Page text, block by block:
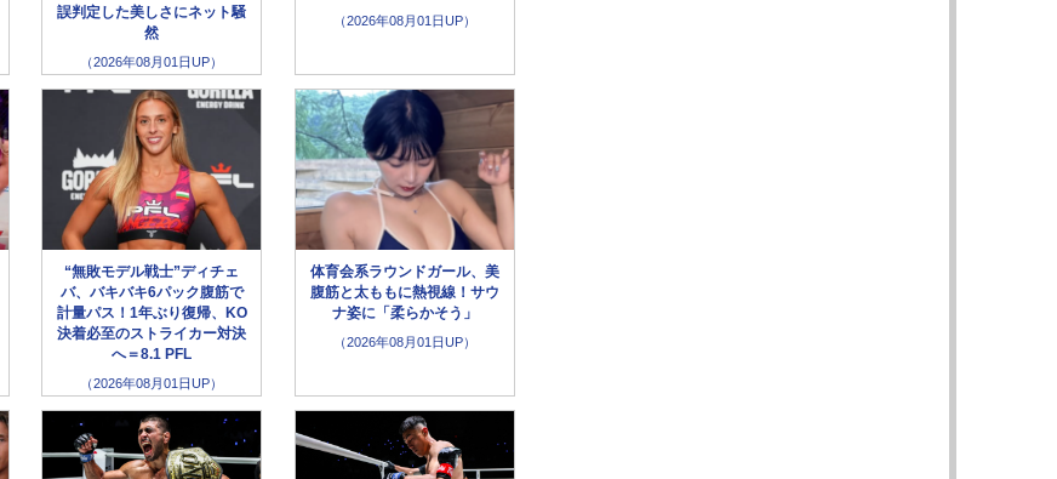
誤判定した美しさにネット騒
然
（2026年08月01日UP）
（2026年08月01日UP）
“無敗モデル戦士”ディチェ
バ、バキバキ6パック腹筋で
計量パス！1年ぶり復帰、KO
決着必至のストライカー対決
へ＝8.1 PFL
（2026年08月01日UP）
体育会系ラウンドガール、美
腹筋と太ももに熱視線！サウ
ナ姿に「柔らかそう」
（2026年08月01日UP）